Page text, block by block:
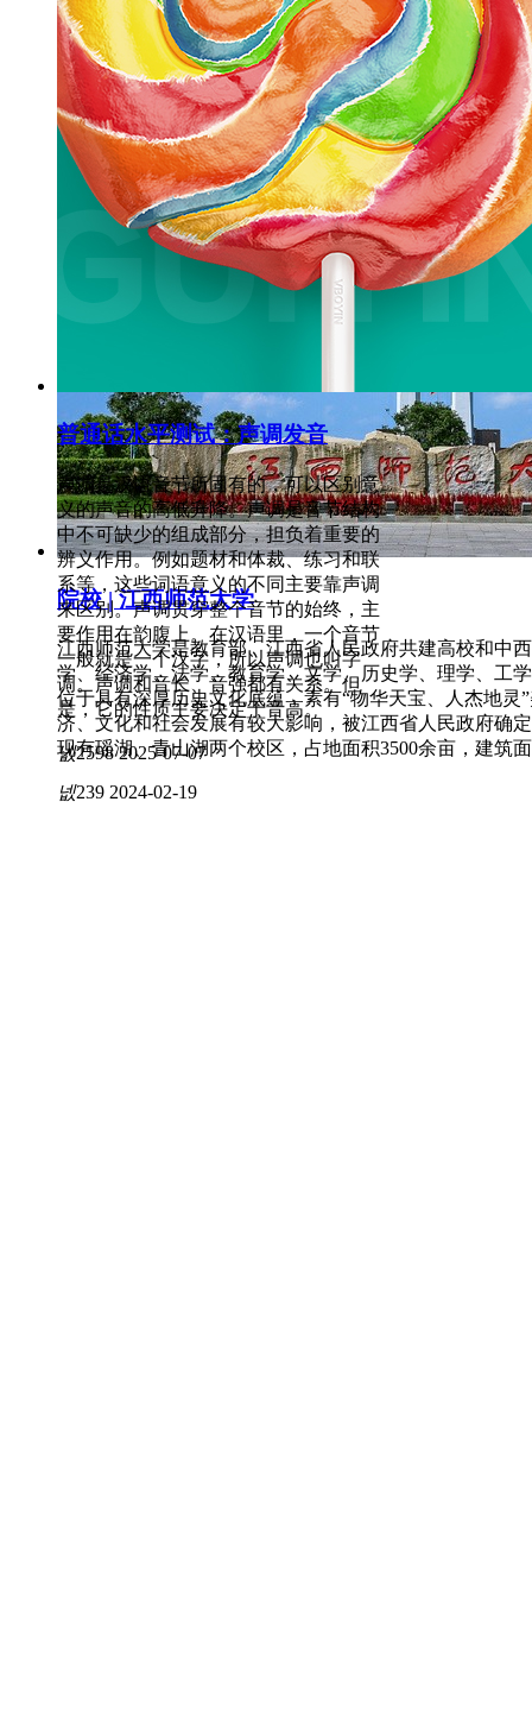
河北传媒学院是一所以传媒艺术为主，艺、文、工、管
校。
넶 334 2024-01-09
院校 | 江西师范大学
江西师范大学是教育部、江西省人民政府共建高校和中
学、经济学、法学、教育学、文学、历史学、理学、工
位于具有深厚历史文化底蕴，素有“物华天宝、人杰地
济、文化和社会发展有较大影响，被江西省人民政府确
现有瑶湖、青山湖两个校区，占地面积3500余亩，建筑
넶239 2024-02-19
普通话水平测试：声调发音
声调是汉语音节所固有的，可以区别意
义的声音的高低升降。声调是音节结构
中不可缺少的组成部分，担负着重要的
辨义作用。例如题材和体裁、练习和联
系等，这些词语意义的不同主要靠声调
来区别。声调贯穿整个音节的始终，主
要作用在韵腹上。在汉语里，一个音节
一般就是一个汉字，所以声调也叫字
调。声调和音长、音强都有关系。但
是，它的性质主要决定于音高。
넶2598 2025-07-07